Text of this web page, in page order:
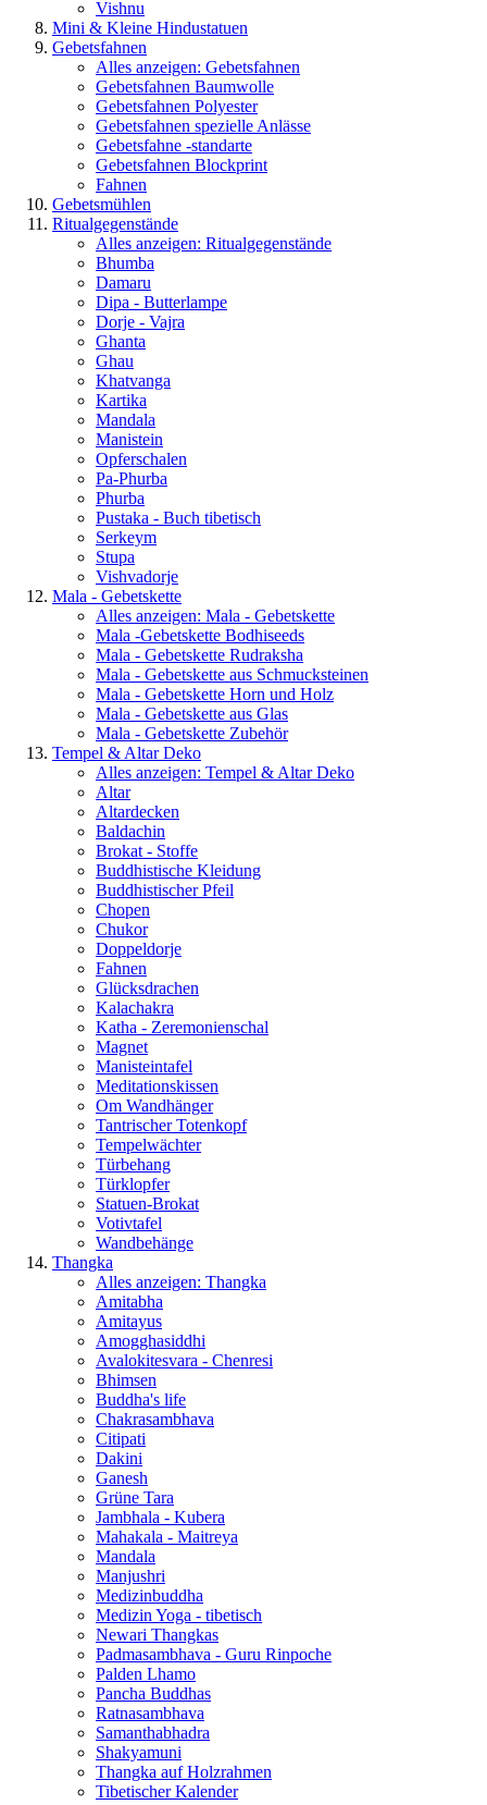
Vishnu
Mini & Kleine Hindustatuen
Gebetsfahnen
Alles anzeigen: Gebetsfahnen
Gebetsfahnen Baumwolle
Gebetsfahnen Polyester
Gebetsfahnen spezielle Anlässe
Gebetsfahne -standarte
Gebetsfahnen Blockprint
Fahnen
Gebetsmühlen
Ritualgegenstände
Alles anzeigen: Ritualgegenstände
Bhumba
Damaru
Dipa - Butterlampe
Dorje - Vajra
Ghanta
Ghau
Khatvanga
Kartika
Mandala
Manistein
Opferschalen
Pa-Phurba
Phurba
Pustaka - Buch tibetisch
Serkeym
Stupa
Vishvadorje
Mala - Gebetskette
Alles anzeigen: Mala - Gebetskette
Mala -Gebetskette Bodhiseeds
Mala - Gebetskette Rudraksha
Mala - Gebetskette aus Schmucksteinen
Mala - Gebetskette Horn und Holz
Mala - Gebetskette aus Glas
Mala - Gebetskette Zubehör
Tempel & Altar Deko
Alles anzeigen: Tempel & Altar Deko
Altar
Altardecken
Baldachin
Brokat - Stoffe
Buddhistische Kleidung
Buddhistischer Pfeil
Chopen
Chukor
Doppeldorje
Fahnen
Glücksdrachen
Kalachakra
Katha - Zeremonienschal
Magnet
Manisteintafel
Meditationskissen
Om Wandhänger
Tantrischer Totenkopf
Tempelwächter
Türbehang
Türklopfer
Statuen-Brokat
Votivtafel
Wandbehänge
Thangka
Alles anzeigen: Thangka
Amitabha
Amitayus
Amogghasiddhi
Avalokitesvara - Chenresi
Bhimsen
Buddha's life
Chakrasambhava
Citipati
Dakini
Ganesh
Grüne Tara
Jambhala - Kubera
Mahakala - Maitreya
Mandala
Manjushri
Medizinbuddha
Medizin Yoga - tibetisch
Newari Thangkas
Padmasambhava - Guru Rinpoche
Palden Lhamo
Pancha Buddhas
Ratnasambhava
Samanthabhadra
Shakyamuni
Thangka auf Holzrahmen
Tibetischer Kalender